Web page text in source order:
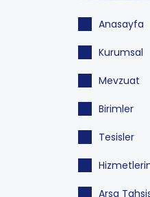
Anasayfa
Kurumsal
Mevzuat
Birimler
Tesisler
Arsa